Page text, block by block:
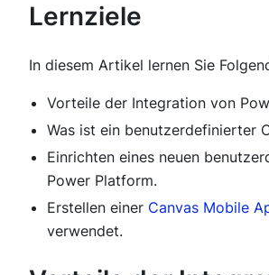
Lernziele
In diesem Artikel lernen Sie
Vorteile der Integration von
Was ist ein benutzerdefinierter
Einrichten eines neuen
Power Platform.
Erstellen einer Canvas Mobile
verwendet.